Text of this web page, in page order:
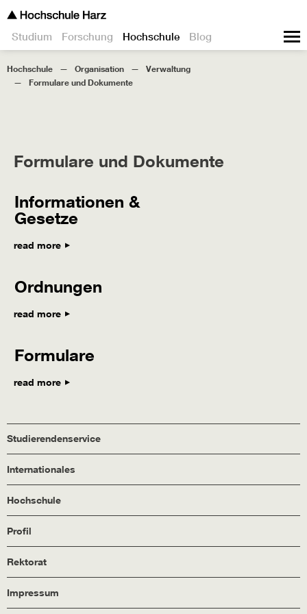
Studium Forschung Hochschule Blog
Hochschule Organisation
Verwaltung
Formulare und Dokumente
Formulare und Dokumente
Informationen &
Gesetze
read more
Ordnungen
read more
Formulare
read more
Studierendenservice
Internationales
Hochschule
Profil
Rektorat
Impressum